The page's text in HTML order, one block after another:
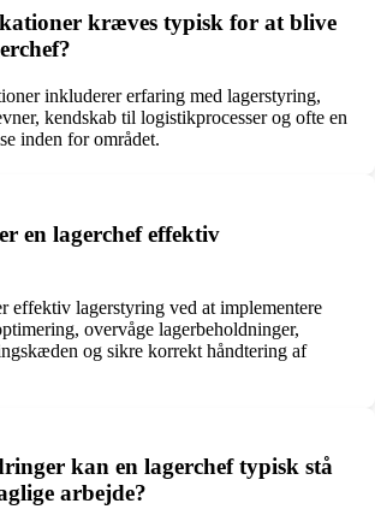
kræves typisk for at blive
inkluderer erfaring med lagerstyring,
kendskab til logistikprocesser og ofte en
inden for området.
en lagerchef effektiv
effektiv lagerstyring ved at implementere
overvåge lagerbeholdninger,
og sikre korrekt håndtering af
kan en lagerchef typisk stå
arbejde?